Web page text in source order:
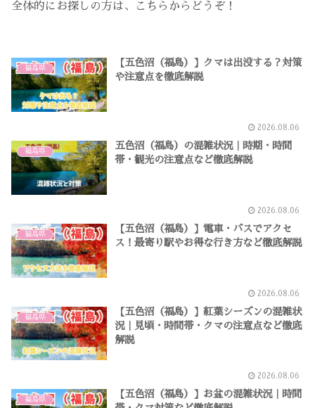
全体的にお探しの方は、こちらからどうぞ！
福島県
【五色沼（福島）】クマは出没する？対策
や注意点を徹底解説
2026.08.06
福島県
五色沼（福島）の混雑状況｜時期・時間
帯・観光の注意点など徹底解説
2026.08.06
福島県
【五色沼（福島）】電車・バスでアクセ
ス！最寄り駅やお得な行き方など徹底解説
2026.08.06
福島県
【五色沼（福島）】紅葉シーズンの混雑状
況｜見頃・時間帯・クマの注意点など徹底
解説
2026.08.06
福島県
【五色沼（福島）】お盆の混雑状況｜時間